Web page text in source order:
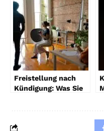
Freistellung nach
Kündigung: Was Sie